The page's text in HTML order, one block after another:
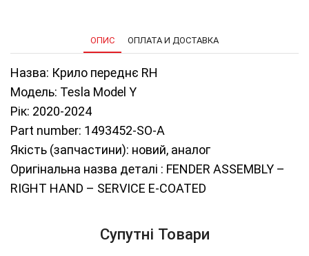
ОПИС ОПЛАТА И ДОСТАВКА
Назва: Крило переднє RH
Модель: Tesla Model Y
Рік: 2020-2024
Part number: 1493452-SO-A
Якість (запчастини): новий, аналог
Оригінальна назва деталі : FENDER ASSEMBLY –
RIGHT HAND – SERVICE E-COATED
Супутні Товари